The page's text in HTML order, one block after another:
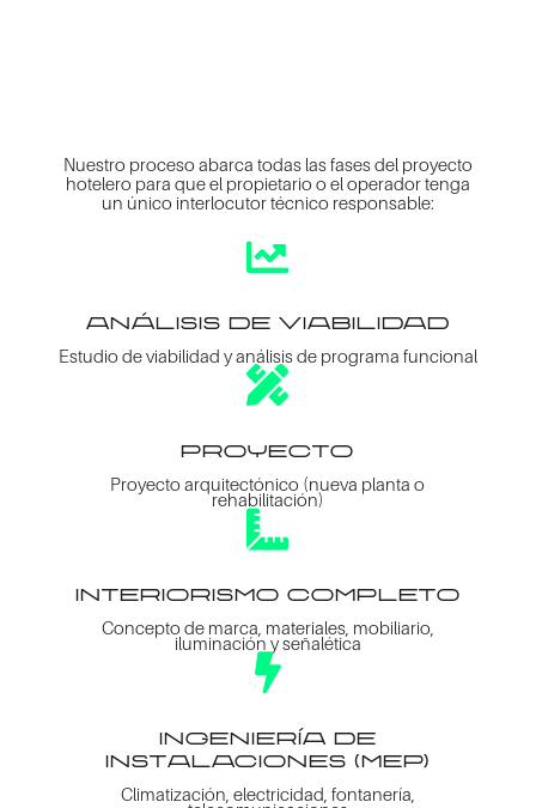
Nuestro proceso abarca todas las fases del proyecto
hotelero para que el propietario o el operador tenga
un único interlocutor técnico responsable:

análisis de viabilidad
Estudio de viabilidad y análisis de programa funcional

proyecto
Proyecto arquitectónico (nueva planta o
rehabilitación)

interiorismo completo
Concepto de marca, materiales, mobiliario,
iluminación y señalética

ingeniería de
instalaciones (mep)
Climatización, electricidad, fontanería,